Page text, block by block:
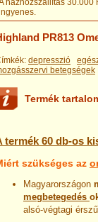
házhozszállítás 30.000
.
PR813
depresszió
betegségek
Termék
termék 60 db-os
szükséges az
Magyarországon
megbetegedés
alsó-végtagi